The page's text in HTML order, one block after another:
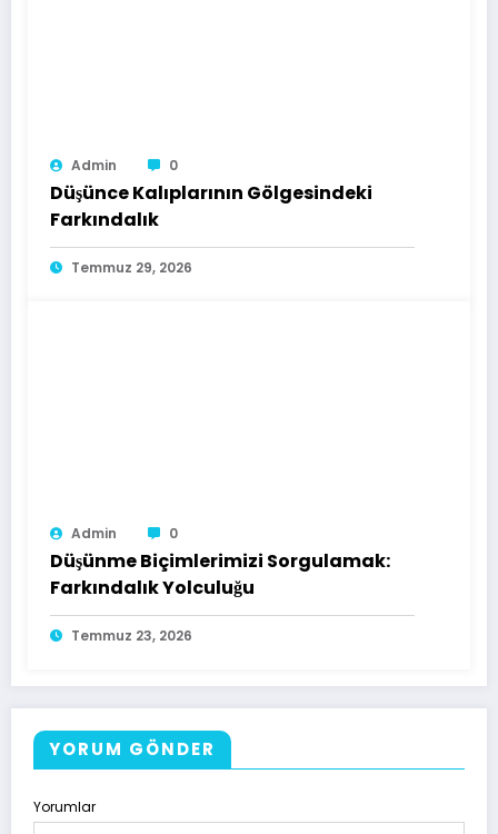
Admin 0
Düşünce Kalıplarının Gölgesindeki
Farkındalık
Temmuz 29, 2026
Admin 0
Düşünme Biçimlerimizi Sorgulamak:
Farkındalık Yolculuğu
Temmuz 23, 2026
YORUM GÖNDER
Yorumlar